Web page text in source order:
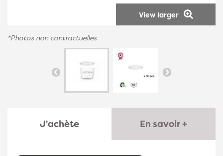
View larger
*Photos non contractuelles
J'achète En savoir +